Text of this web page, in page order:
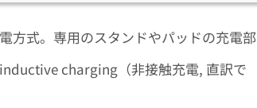
方式。専用のスタンドやパッドの充電部
charging（非接触充電, 直訳で